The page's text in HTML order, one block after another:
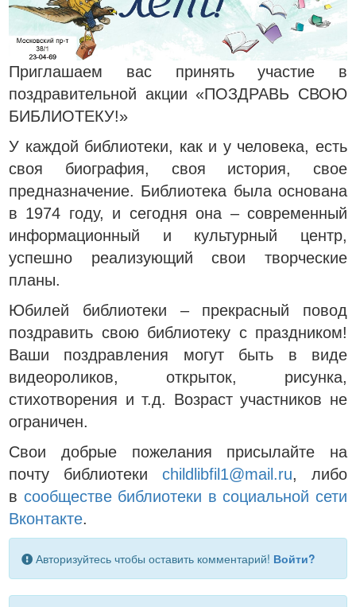
Приглашаем вас принять участие в
поздравительной акции «ПОЗДРАВЬ СВОЮ
БИБЛИОТЕКУ!»
У каждой библиотеки, как и у человека, есть
своя биография, своя история, свое
предназначение. Библиотека была основана
в 1974 году, и сегодня она – современный
информационный и культурный центр,
успешно реализующий свои творческие
планы.
Юбилей библиотеки – прекрасный повод
поздравить свою библиотеку с праздником!
Ваши поздравления могут быть в виде
видеороликов, открыток, рисунка,
стихотворения и т.д. Возраст участников не
ограничен.
Свои добрые пожелания присылайте на
почту библиотеки childlibfil1@mail.ru, либо
в сообществе библиотеки в социальной сети
Вконтакте.
Авторизуйтесь чтобы оставить комментарий! Войти?